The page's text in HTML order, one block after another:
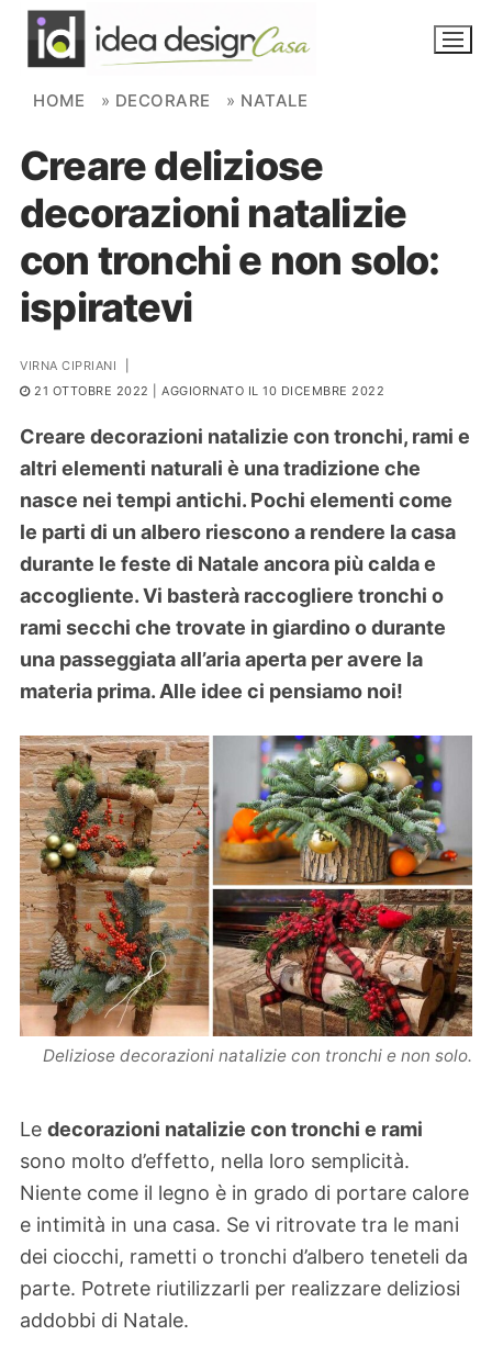
Skip to content
NOVITÀ
AMBIENTI
FAI DA TE
PIANTE
Ortaggio
Search for:
HOME » DECORARE » NATALE
Creare deliziose
decorazioni natalizie
con tronchi e non solo:
ispiratevi
VIRNA CIPRIANI
21 OTTOBRE 2022
| AGGIORNATO IL 10 DICEMBRE 2022
Creare decorazioni natalizie con tronchi, rami e
altri elementi naturali è una tradizione che
nasce nei tempi antichi. Pochi elementi come
le parti di un albero riescono a rendere la casa
durante le feste di Natale ancora più calda e
accogliente. Vi basterà raccogliere tronchi o
rami secchi che trovate in giardino o durante
una passeggiata all’aria aperta per avere la
materia prima. Alle idee ci pensiamo noi!
Deliziose decorazioni natalizie con tronchi e non solo.
Le decorazioni natalizie con tronchi e rami
sono molto d’effetto, nella loro semplicità.
Niente come il legno è in grado di portare calore
e intimità in una casa. Se vi ritrovate tra le mani
dei ciocchi, rametti o tronchi d’albero teneteli da
parte. Potrete riutilizzarli per realizzare deliziosi
addobbi di Natale.